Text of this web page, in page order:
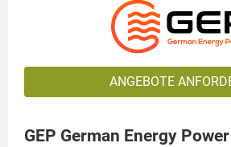
ANGEBOTE
GEP German Energy